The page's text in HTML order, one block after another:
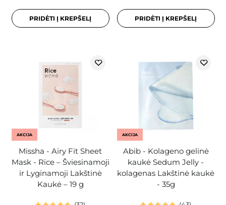
PRIDĖTI Į KREPŠELĮ PRIDĖTI Į KREPŠELĮ
AKCIJA
Missha - Airy Fit Sheet
Mask - Rice – Šviesinamoji
ir Lyginamoji Lakštinė
Kaukė – 19 g
AKCIJA
Abib - Kolageno gelinė
kaukė Sedum Jelly -
kolagenas Lakštinė kaukė
- 35g